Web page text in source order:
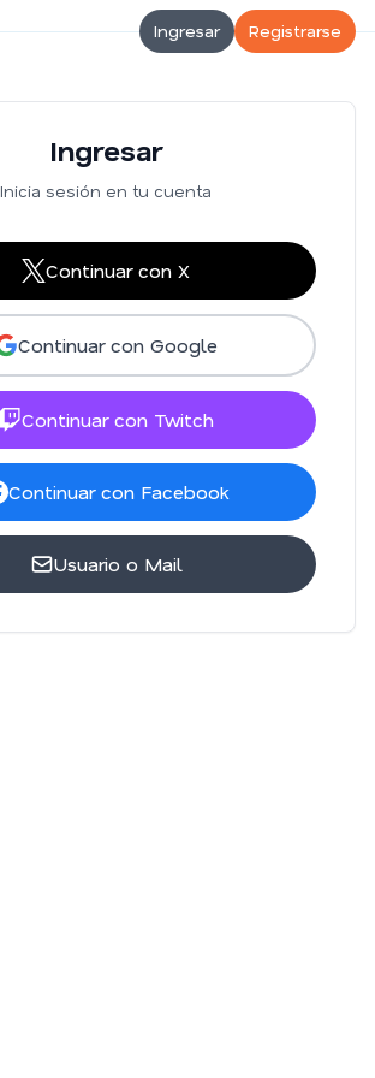
Ingresar Registrarse
Ingresar
Inicia sesión en tu cuenta
Continuar con X
Continuar con Google
Continuar con Twitch
Continuar con Facebook
Usuario o Mail